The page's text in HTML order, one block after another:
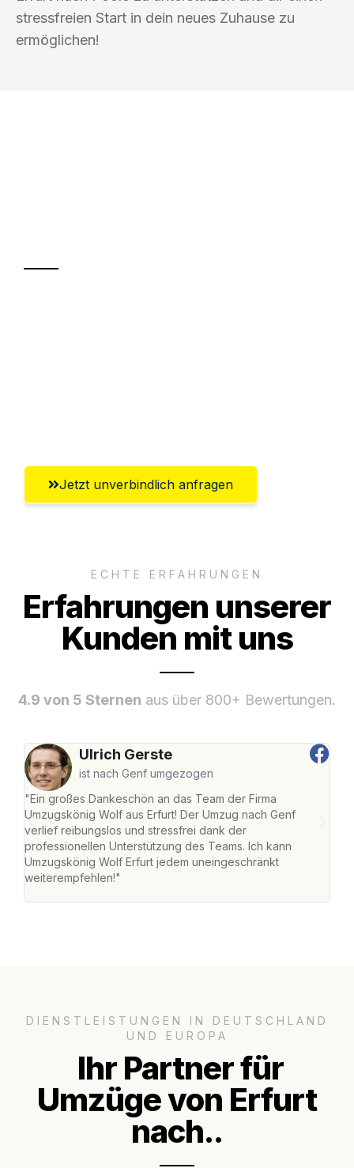
stressfreien Start in dein neues Zuhause zu
ermöglichen!
Jetzt unverbindlich anfragen
ECHTE ERFAHRUNGEN
Erfahrungen unserer
Kunden mit uns
4.9 von 5 Sternen aus über 800+ Bewertungen.
Ulrich Gerste
ist nach Genf umgezogen
"Ein großes Dankeschön an das Team der Firma
Umzugskönig Wolf aus Erfurt! Der Umzug nach Genf
verlief reibungslos und stressfrei dank der
professionellen Unterstützung des Teams. Ich kann
Umzugskönig Wolf Erfurt jedem uneingeschränkt
weiterempfehlen!"
DIENSTLEISTUNGEN IN DEUTSCHLAND
UND EUROPA
Ihr Partner für
Umzüge von Erfurt
nach..